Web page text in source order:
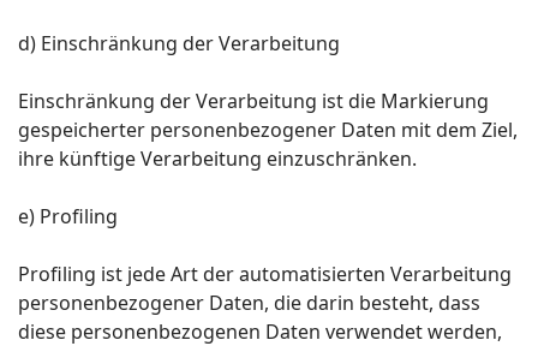
d) Einschränkung der Verarbeitung
Einschränkung der Verarbeitung ist die Markierung
gespeicherter personenbezogener Daten mit dem Ziel,
ihre künftige Verarbeitung einzuschränken.
e) Profiling
Profiling ist jede Art der automatisierten Verarbeitung
personenbezogener Daten, die darin besteht, dass
diese personenbezogenen Daten verwendet werden,